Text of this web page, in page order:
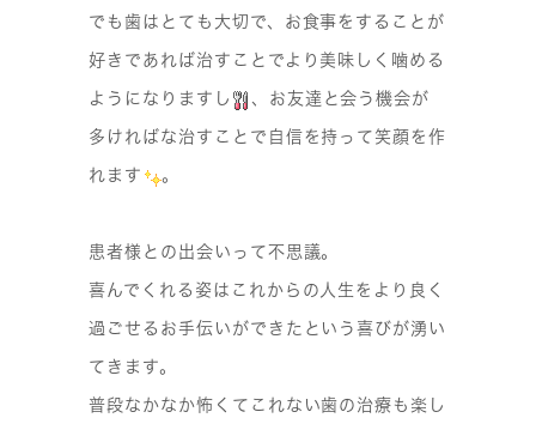
でも歯はとても大切で、お食事をすることが
好きであれば治すことでより美味しく噛める
ようになりますし 、お友達と会う機会が
多ければな治すことで自信を持って笑顔を作
れます 。
患者様との出会いって不思議。
喜んでくれる姿はこれからの人生をより良く
過ごせるお手伝いができたという喜びが湧い
てきます。
普段なかなか怖くてこれない歯の治療も楽し